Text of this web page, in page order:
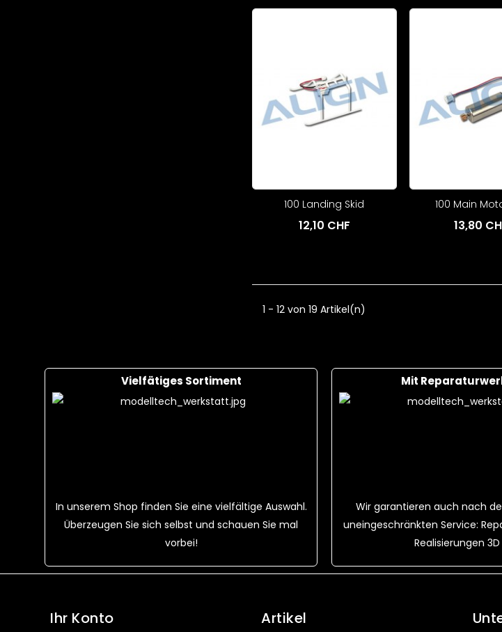
100 Landing Skid
12,10 CHF
100 Main
13,80
1 - 12 von 19 Artikel(n)
Vielfätiges Sortiment
In unserem Shop finden Sie eine vielfältige Auswahl.
Überzeugen Sie sich selbst und schauen Sie mal
vorbei!
Mit
Wir garantieren auch nach
uneingeschränkten Service:
Realisierungen
Ihr Konto Artikel